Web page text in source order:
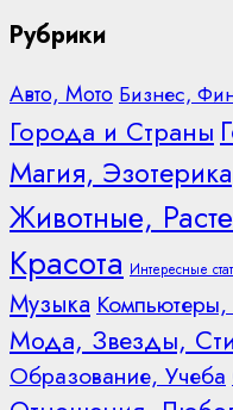
Рубрики
Авто, Мото Бизнес,
Города и Страны
Магия, Эзотерика
Животные,
Красота Интересные
Музыка
Мода, Звезды,
Образование, Учеба